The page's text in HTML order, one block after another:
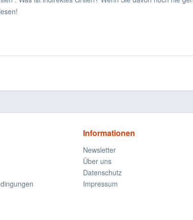
Informationen
Newsletter
Über uns
Datenschutz
Impressum